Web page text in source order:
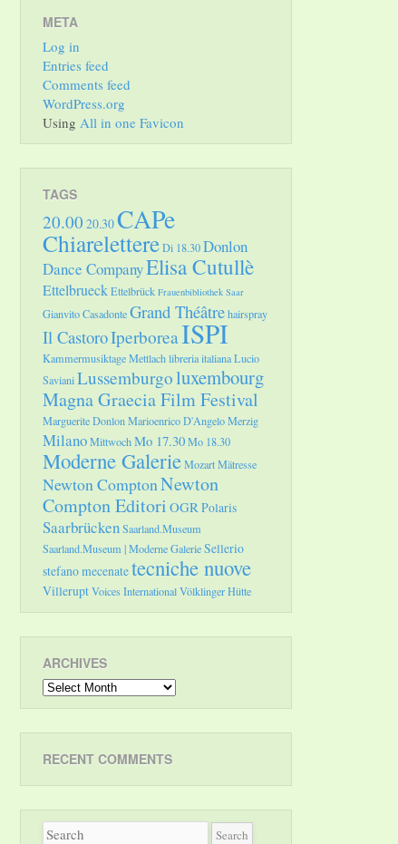
META
Log in
Entries feed
Comments feed
WordPress.org
Using All in one Favicon
TAGS
20.00 20.30CAPe
ChiarelettereDi 18.30Donlon
Dance CompanyElisa Cutullè
EttelbrueckEttelbrück Frauenbibliothek Saar
Gianvito CasadonteGrand Théâtrehairspray
Il CastoroIperboreaISPI
Kammermusiktage Mettlachlibreria italianaLucio
SavianiLussemburgoluxembourg
Magna Graecia Film Festival
Marguerite DonlonMarioenrico D'AngeloMerzig
MilanoMittwochMo 17.30Mo 18.30
Moderne GalerieMozartMätresse
Newton ComptonNewton
Compton Editori OGRPolaris
SaarbrückenSaarland.Museum
Saarland.Museum | Moderne GalerieSellerio
stefano mecenatetecniche nuove
VilleruptVoices InternationalVölklinger Hütte
ARCHIVES
Archives
RECENT COMMENTS